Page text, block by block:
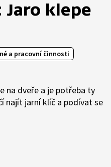
Jaro klepe
a pracovní činnosti
na dveře a je potřeba ty
najít jarní klíč a podívat se